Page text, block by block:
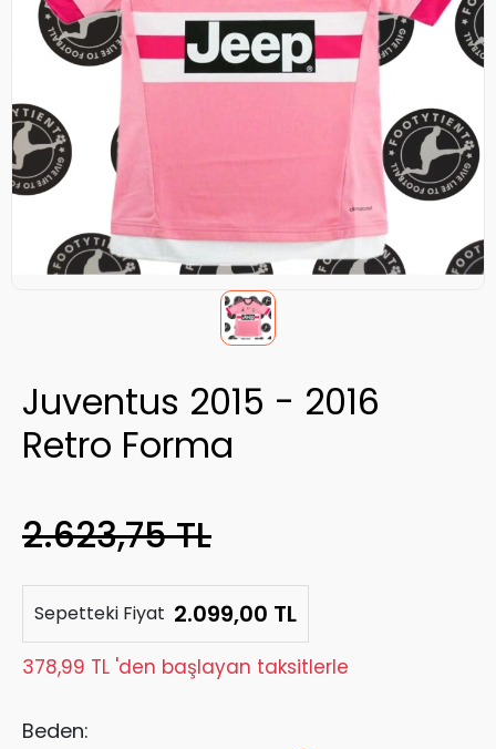
Juventus 2015 - 2016
Retro Forma
2.623,75 TL
Sepetteki Fiyat 2.099,00 TL
378,99 TL 'den başlayan taksitlerle
Beden: